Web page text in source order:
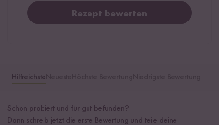
Rezept bewerten
Hilfreichste
Schon probiert und für gut befunden?
Dann schreib jetzt die erste Bewertung und teile deine